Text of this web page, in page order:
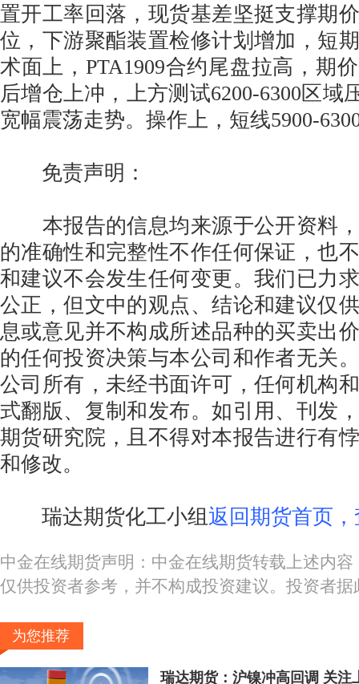
置开工率回落，现货基差坚挺支撑期
位，下游聚酯装置检修计划增加，短
术面上，PTA1909合约尾盘拉高，期
后增仓上冲，上方测试6200-6300区域
宽幅震荡走势。操作上，短线5900-
免责声明：
本报告的信息均来源于公开资料，
的准确性和完整性不作任何保证，也
和建议不会发生任何变更。我们已力
公正，但文中的观点、结论和建议仅
息或意见并不构成所述品种的买卖出
的任何投资决策与本公司和作者无关
公司所有，未经书面许可，任何机构
式翻版、复制和发布。如引用、刊发
期货研究院，且不得对本报告进行有
和修改。
瑞达期货化工小组返回期货首页
中金在线期货声明：中金在线期货转载上述内
仅供投资者参考，并不构成投资建议。投资者
为您推荐
瑞达期货：沪镍冲高回调 关注